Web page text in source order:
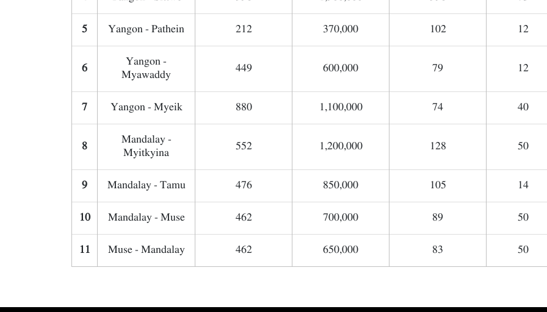
5 Yangon - Pathein 212 370,000 102 12
6
Yangon -
Myawaddy
449 600,000 79 12
7 Yangon - Myeik 880 1,100,000 74 40
8
Mandalay -
Myitkyina
552 1,200,000 128 50
9 Mandalay - Tamu 476 850,000 105 14
10 Mandalay - Muse 462 700,000 89 50
11 Muse - Mandalay 462 650,000 83 50